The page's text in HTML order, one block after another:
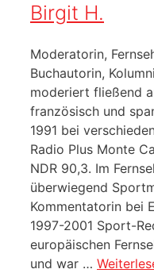
Birgit H.
Moderatorin,
Buchautorin,
moderiert fließend
französisch und
1991 bei
Radio Plus Monte
NDR 90,3. Im
überwiegend
Kommentatorin bei
1997-2001 Sport-
europäischen
und war …